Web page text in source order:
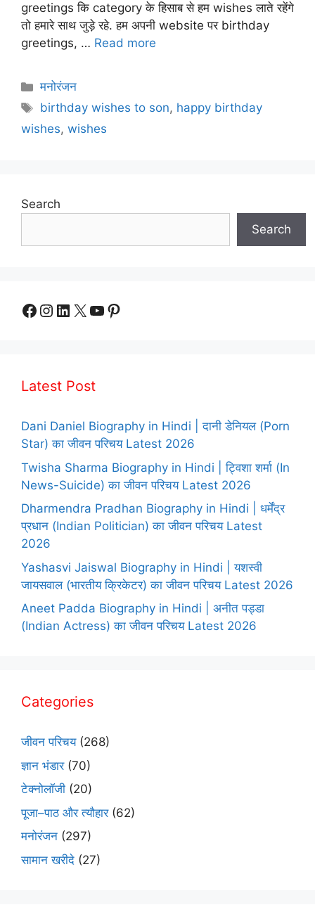
greetings कि category के हिसाब से हम wishes लाते रहेंगे
तो हमारे साथ जुड़े रहे. हम अपनी website पर birthday
greetings, … Read more
Categories
मनोरंजन
Tags
birthday wishes to son, happy birthday
wishes, wishes
Search
Search
Facebook
Instagram
LinkedIn
X YouTube
Pinterest
Latest Post
Dani Daniel Biography in Hindi | दानी डेनियल (Porn
Star) का जीवन परिचय Latest 2026
Twisha Sharma Biography in Hindi | ट्विशा शर्मा (In
News-Suicide) का जीवन परिचय Latest 2026
Dharmendra Pradhan Biography in Hindi | धर्मेंद्र
प्रधान (Indian Politician) का जीवन परिचय Latest
2026
Yashasvi Jaiswal Biography in Hindi | यशस्वी
जायसवाल (भारतीय क्रिकेटर) का जीवन परिचय Latest 2026
Aneet Padda Biography in Hindi | अनीत पड्डा
(Indian Actress) का जीवन परिचय Latest 2026
Categories
जीवन परिचय(268)
ज्ञान भंडार(70)
टेक्नोलॉजी (20)
पूजा–पाठ और त्यौहार(62)
मनोरंजन (297)
सामान खरीदे (27)